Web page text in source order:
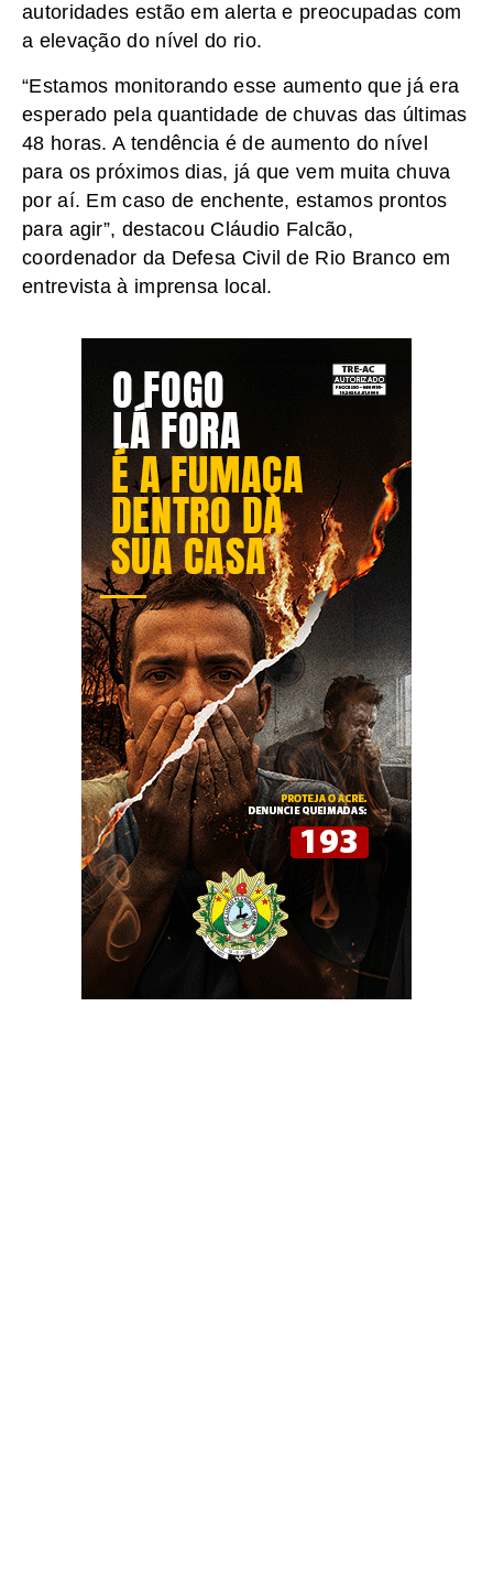
autoridades estão em alerta e preocupadas com
a elevação do nível do rio.
“Estamos monitorando esse aumento que já era
esperado pela quantidade de chuvas das últimas
48 horas. A tendência é de aumento do nível
para os próximos dias, já que vem muita chuva
por aí. Em caso de enchente, estamos prontos
para agir”, destacou Cláudio Falcão,
coordenador da Defesa Civil de Rio Branco em
entrevista à imprensa local.